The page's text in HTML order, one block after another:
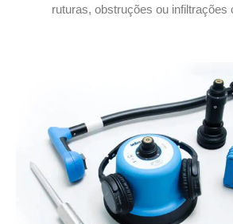
ruturas, obstruções ou infiltrações